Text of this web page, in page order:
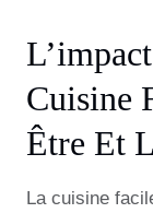
Cuisine
Être Et
La cuisine